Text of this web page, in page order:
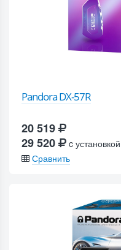
Pandora DX-57R
20 519
29 520
c установкой
Сравнить